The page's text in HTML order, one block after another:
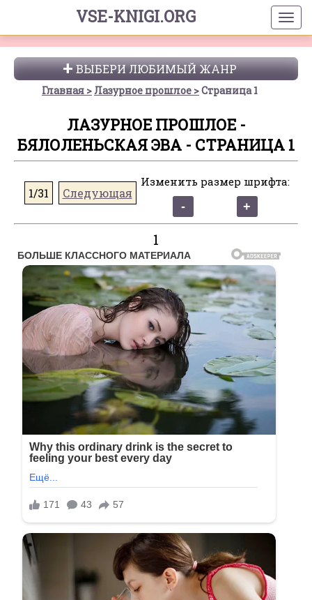
VSE-KNIGI.ORG
ВЫБЕРИ ЛЮБИМЫЙ ЖАНР
Главная Лазурное прошлое Страница 1
ЛАЗУРНОЕ ПРОШЛОЕ -
БЯЛОЛЕНЬСКАЯ ЭВА - СТРАНИЦА 1
1/31 Следующая
Изменить размер шрифта:
1